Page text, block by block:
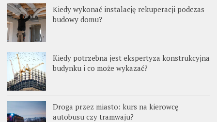
Kiedy wykonać instalację rekuperacji podczas
budowy domu?
Kiedy potrzebna jest ekspertyza konstrukcyjna
budynku i co może wykazać?
Droga przez miasto: kurs na kierowcę
autobusu czy tramwaju?